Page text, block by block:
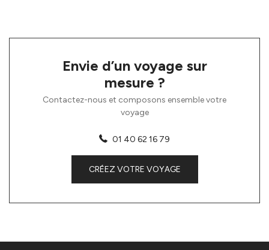
Envie d’un voyage sur
mesure ?
Contactez-nous et composons ensemble votre
voyage
01 40 62 16 79
CRÉEZ VOTRE VOYAGE